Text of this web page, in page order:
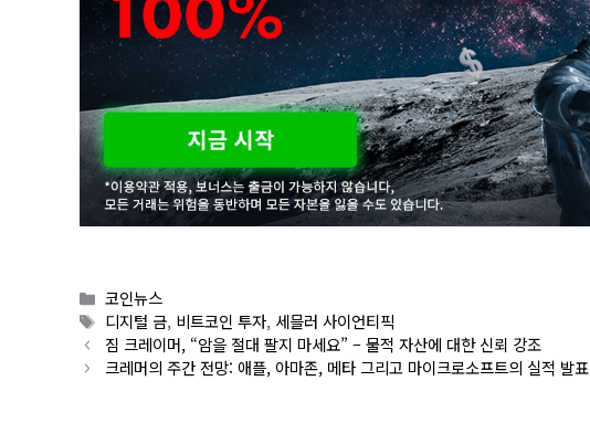
Categories
코인뉴스
Tags
디지털 금, 비트코인 투자, 세믈러 사이언티픽
짐 크레이머, “암을 절대 팔지 마세요” – 물적 자산에 대한 신뢰 강조
크레머의 주간 전망: 애플, 아마존, 메타 그리고 마이크로소프트의 실적 발표